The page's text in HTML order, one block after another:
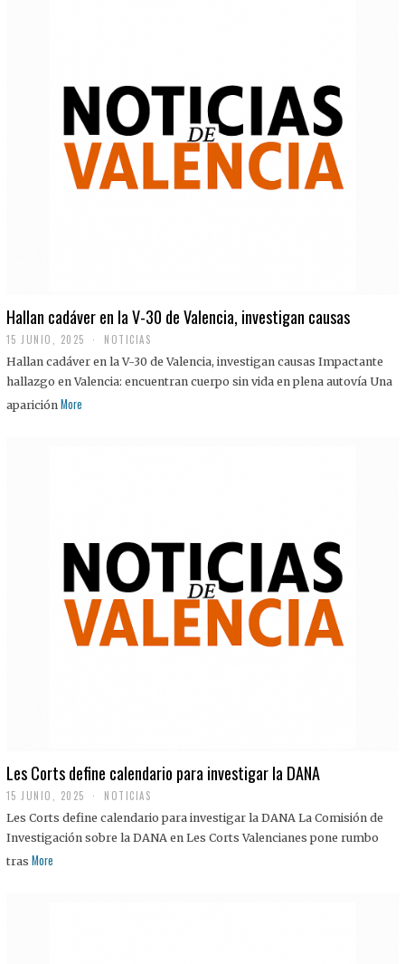
Hallan cadáver en la V-30 de Valencia, investigan causas
15 JUNIO, 2025 NOTICIAS
Hallan cadáver en la V-30 de Valencia, investigan causas Impactante
hallazgo en Valencia: encuentran cuerpo sin vida en plena autovía Una
aparición More
Les Corts define calendario para investigar la DANA
15 JUNIO, 2025 NOTICIAS
Les Corts define calendario para investigar la DANA La Comisión de
Investigación sobre la DANA en Les Corts Valencianes pone rumbo
tras More